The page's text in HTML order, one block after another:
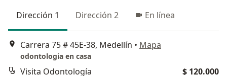
Dirección 1 Dirección 2 En línea
Carrera 75 # 45E-38, Medellín • Mapa
odontologia en casa
Visita Odontología $ 120.000